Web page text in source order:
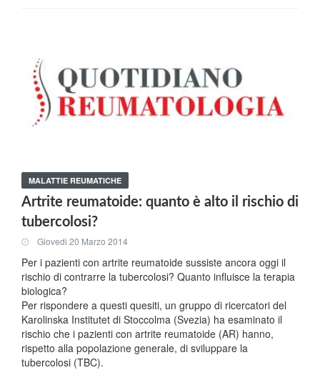
MALATTIE REUMATICHE
Artrite reumatoide: quanto è alto il rischio di
tubercolosi?
Giovedi 20 Marzo 2014
Per i pazienti con artrite reumatoide sussiste ancora oggi il
rischio di contrarre la tubercolosi? Quanto influisce la terapia
biologica?
Per rispondere a questi quesiti, un gruppo di ricercatori del
Karolinska Institutet di Stoccolma (Svezia) ha esaminato il
rischio che i pazienti con artrite reumatoide (AR) hanno,
rispetto alla popolazione generale, di sviluppare la
tubercolosi (TBC).